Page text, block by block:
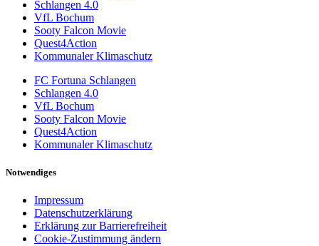
Schlangen 4.0
VfL Bochum
Sooty Falcon Movie
Quest4Action
Kommunaler Klimaschutz
FC Fortuna Schlangen
Schlangen 4.0
VfL Bochum
Sooty Falcon Movie
Quest4Action
Kommunaler Klimaschutz
Notwendiges
Impressum
Datenschutzerklärung
Erklärung zur Barrierefreiheit
Cookie-Zustimmung ändern